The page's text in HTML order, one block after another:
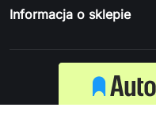
Informacja o sklepie